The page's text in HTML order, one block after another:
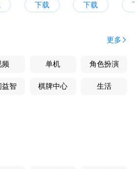
下载 下载
更多
频 单机 角色扮演
益智 棋牌中心 生活